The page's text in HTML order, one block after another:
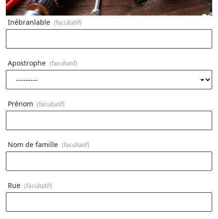
Inébranlable (facultatif)
Apostrophe (facultatif)
Prénom (facultatif)
Nom de famille (facultatif)
Rue (facultatif)